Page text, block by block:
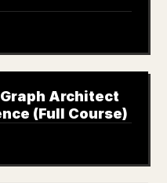
Architect
(Full Course)